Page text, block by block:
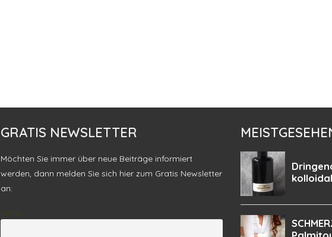
GRATIS NEWSLETTER
Möchten Sie immer über neue Beiträge informiert
werden, dann melden Sie sich hier zum Gratis Newsletter
an: